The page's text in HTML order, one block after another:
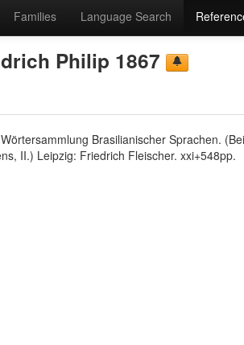
Families Language Search
Philip 1867
Brasilianischer Sprachen.
II.) Leipzig: Friedrich Fleischer. xxi+548pp.